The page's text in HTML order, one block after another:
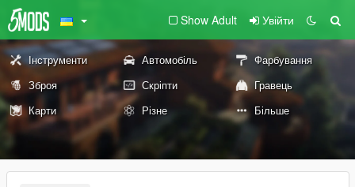
Show Adult Увійти
Інструменти Автомобіль
Фарбування
Зброя
Скріпти
Гравець
Карти
Різне Більше